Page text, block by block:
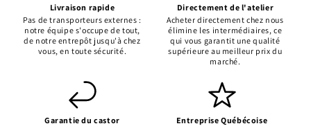
Livraison rapide
Pas de transporteurs externes :
notre équipe s'occupe de tout,
de notre entrepôt jusqu'à chez
vous, en toute sécurité.
Directement de l'atelier
Acheter directement chez nous
élimine les intermédiaires, ce
qui vous garantit une qualité
supérieure au meilleur prix du
marché.
Garantie du castor
Entreprise Québécoise